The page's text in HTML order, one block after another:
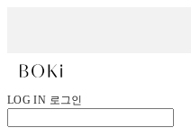
LOG IN 로그인